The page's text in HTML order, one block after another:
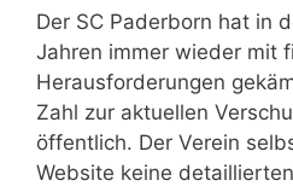
Der SC Paderborn hat in
Jahren immer wieder mit
Herausforderungen
Zahl zur aktuellen
öffentlich. Der Verein
Website keine